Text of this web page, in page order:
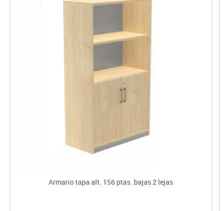
Armario tapa alt. 156 ptas. bajas 2 lejas